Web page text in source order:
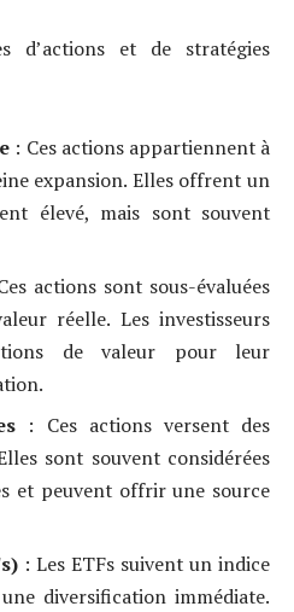
d’actions et de stratégies
: Ces actions appartiennent à
expansion. Elles offrent un
élevé, mais sont souvent
actions sont sous-évaluées
réelle. Les investisseurs
de valeur pour leur
: Ces actions versent des
sont souvent considérées
et peuvent offrir une source
: Les ETFs suivent un indice
diversification immédiate.